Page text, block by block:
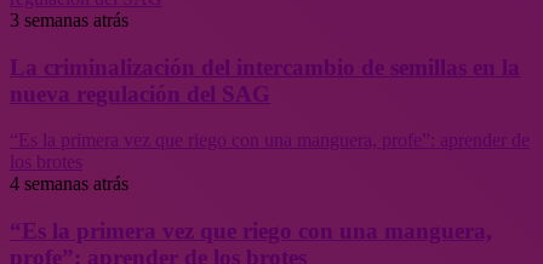
3 semanas atrás
La criminalización del intercambio de semillas en la
nueva regulación del SAG
“Es la primera vez que riego con una manguera, profe”: aprender de
los brotes
4 semanas atrás
“Es la primera vez que riego con una manguera,
profe”: aprender de los brotes